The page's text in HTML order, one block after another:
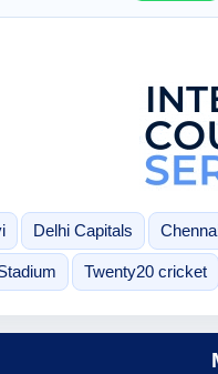
Delhi Capitals
Twenty20 cricket